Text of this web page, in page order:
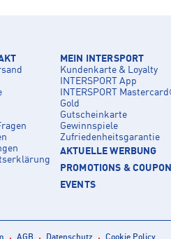
MEIN INTERSPORT
Kundenkarte & Loyalty
INTERSPORT App
INTERSPORT
Gold
Gutscheinkarte
Gewinnspiele
Zufriedenheitsgarantie
AKTUELLE WERBUNG
PROMOTIONS &
EVENTS